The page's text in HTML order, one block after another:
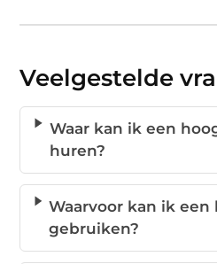
Veelgestelde
Waar kan ik een
huren?
Waarvoor kan ik
gebruiken?